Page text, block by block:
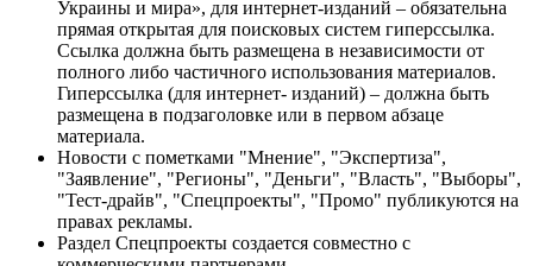
Украины и мира», для интернет-изданий – обязательна
прямая открытая для поисковых систем гиперссылка.
Ссылка должна быть размещена в независимости от
полного либо частичного использования материалов.
Гиперссылка (для интернет- изданий) – должна быть
размещена в подзаголовке или в первом абзаце
материала.
Новости с пометками "Мнение", "Экспертиза",
"Заявление", "Регионы", "Деньги", "Власть", "Выборы",
"Тест-драйв", "Спецпроекты", "Промо" публикуются на
правах рекламы.
Раздел Спецпроекты создается совместно с